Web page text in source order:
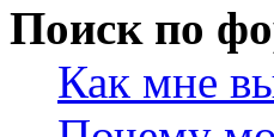
Поиск по
Как мне